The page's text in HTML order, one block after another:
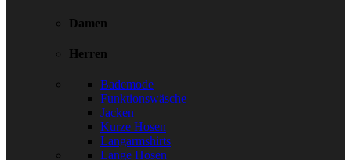
Damen
Herren
Bademode
Funktionswäsche
Jacken
Kurze Hosen
Langarmshirts
Lange Hosen